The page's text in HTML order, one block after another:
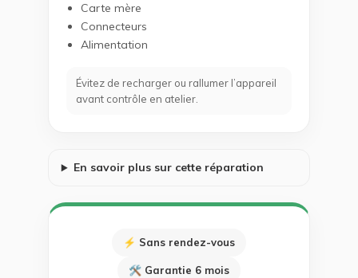
Carte mère
Connecteurs
Alimentation
Évitez de recharger ou rallumer l’appareil
avant contrôle en atelier.
En savoir plus sur cette réparation
⚡ Sans rendez-vous
🛠 Garantie 6 mois